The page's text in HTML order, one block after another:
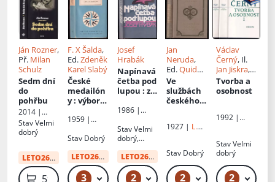
Ján Rozner,
Př. Milan
Schulz
Sedm dní
do
pohřbu
2014 |
Prostor
StavVelmi
dobrý
LETO26
:41 Kč
59 Kč
F. X Šalda,
Ed.Zdeněk
Karel Slabý
České
medailón
y: výbor z
studií o
literatuře
1959 |
nakladatels
literatury,
hudby a
umění
Stav Dobrý
LETO26od: 34 Kč
3 49 Kč
Josef
Hrabák
Napínavá
četba pod
lupou : ze
paralitera
1986 |
nský
spisovatel
StavVelmi
dobrý,
původního
majitele, ex
libris
LETO26od: 34 Kč
2 49 Kč
Jan
Neruda,
Ed.Quido
Maria
Vyskočil,
Václav
Ve
službách
českého
1927 | L.
Stav Dobrý
2 49 Kč
Václav
Černý, Il.
Jan Jiskra,
Ed.
Jaroslav
Tvorba a
osobnost
1992 |
StavVelmi
dobrý
2